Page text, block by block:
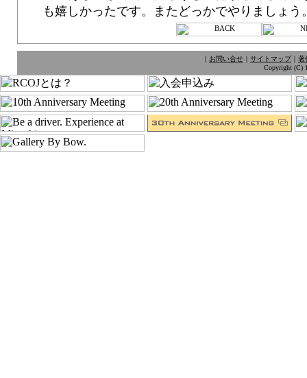
も嬉しかったです。またどっかでやりましょう
｜ お問い合せ ｜ サイトマップ｜ 著
Copyright (C)